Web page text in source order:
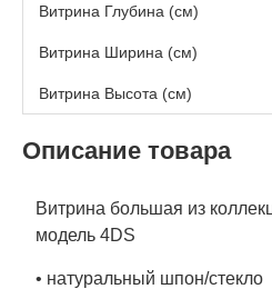
Витрина Глубина (см)
Витрина Ширина (см)
Витрина Высота (см)
Описание товара
Витрина большая из
модель 4DS
• натуральный шпон/стекло